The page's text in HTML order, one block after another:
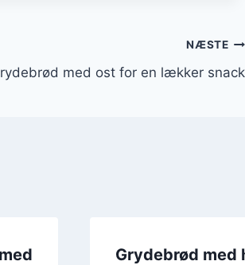
NÆSTE
med ost for en lækker snack
Grydebrød med